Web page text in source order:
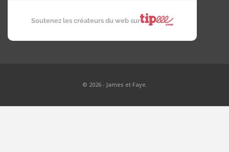
Soutenez les créateurs du web sur
© 2026 - James et Faye.